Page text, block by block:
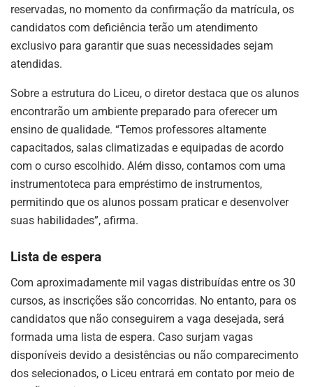
reservadas, no momento da confirmação da matrícula, os
candidatos com deficiência terão um atendimento
exclusivo para garantir que suas necessidades sejam
atendidas.
Sobre a estrutura do Liceu, o diretor destaca que os alunos
encontrarão um ambiente preparado para oferecer um
ensino de qualidade. “Temos professores altamente
capacitados, salas climatizadas e equipadas de acordo
com o curso escolhido. Além disso, contamos com uma
instrumentoteca para empréstimo de instrumentos,
permitindo que os alunos possam praticar e desenvolver
suas habilidades”, afirma.
Lista de espera
Com aproximadamente mil vagas distribuídas entre os 30
cursos, as inscrições são concorridas. No entanto, para os
candidatos que não conseguirem a vaga desejada, será
formada uma lista de espera. Caso surjam vagas
disponíveis devido a desistências ou não comparecimento
dos selecionados, o Liceu entrará em contato por meio de